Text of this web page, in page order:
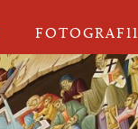
FOTOGRAFII